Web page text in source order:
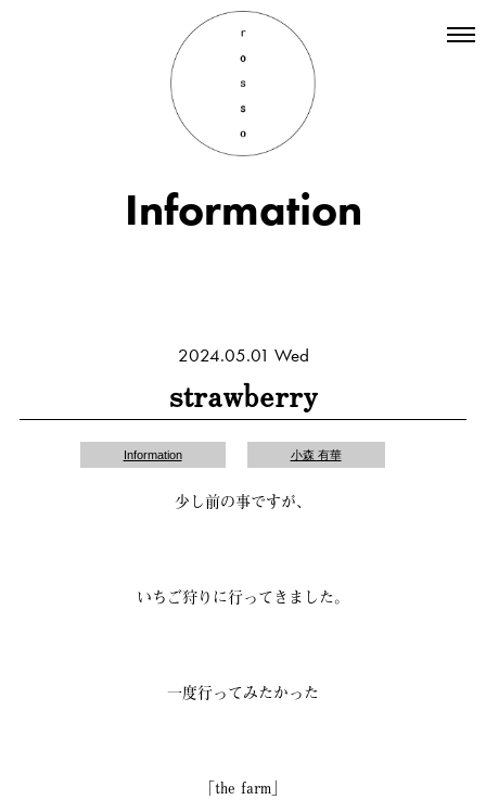
Top
Hair
Staff
Information
2024.05.01 Wed
strawberry
Information 小森 有華
少し前の事ですが、
いちご狩りに行ってきました。
一度行ってみたかった
「the farm」